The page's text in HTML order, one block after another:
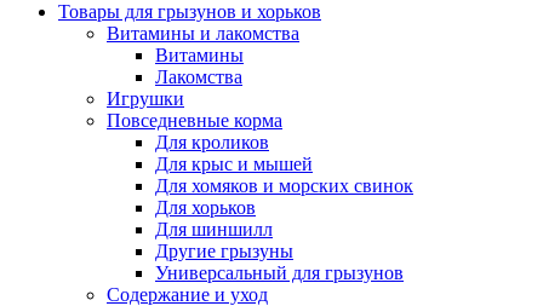
Товары для грызунов и хорьков
Витамины и лакомства
Витамины
Лакомства
Игрушки
Повседневные корма
Для кроликов
Для крыс и мышей
Для хомяков и морских свинок
Для хорьков
Для шиншилл
Другие грызуны
Универсальный для грызунов
Содержание и уход